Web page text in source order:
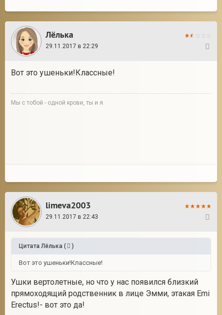
Лёлька
29.11.2017 в 22:29
Вот это ушеньки!Классные!
Мы с тобой - одной крови, ты и я.
limeva2003
29.11.2017 в 22:43
Цитата Лёлька ( )
Вот это ушеньки!Классные!
Ушки вертолетные, но что у нас появился близкий
прямоходящий родственник в лице Эмми, этакая Emi
Erectus!- вот это да!